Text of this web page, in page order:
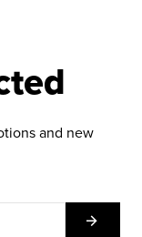
and new